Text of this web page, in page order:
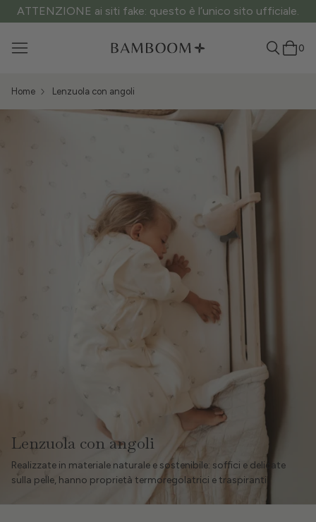
ATTENZIONE ai siti fake: questo è l’unico sito ufficiale.
0
Home Lenzuola con angoli
Lenzuola con angoli
Realizzate in materiale naturale e sostenibile: soffici e delicate
sulla pelle, hanno proprietà termoregolatrici e traspiranti.